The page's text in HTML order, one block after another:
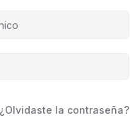
¿Olvidaste la contraseña?